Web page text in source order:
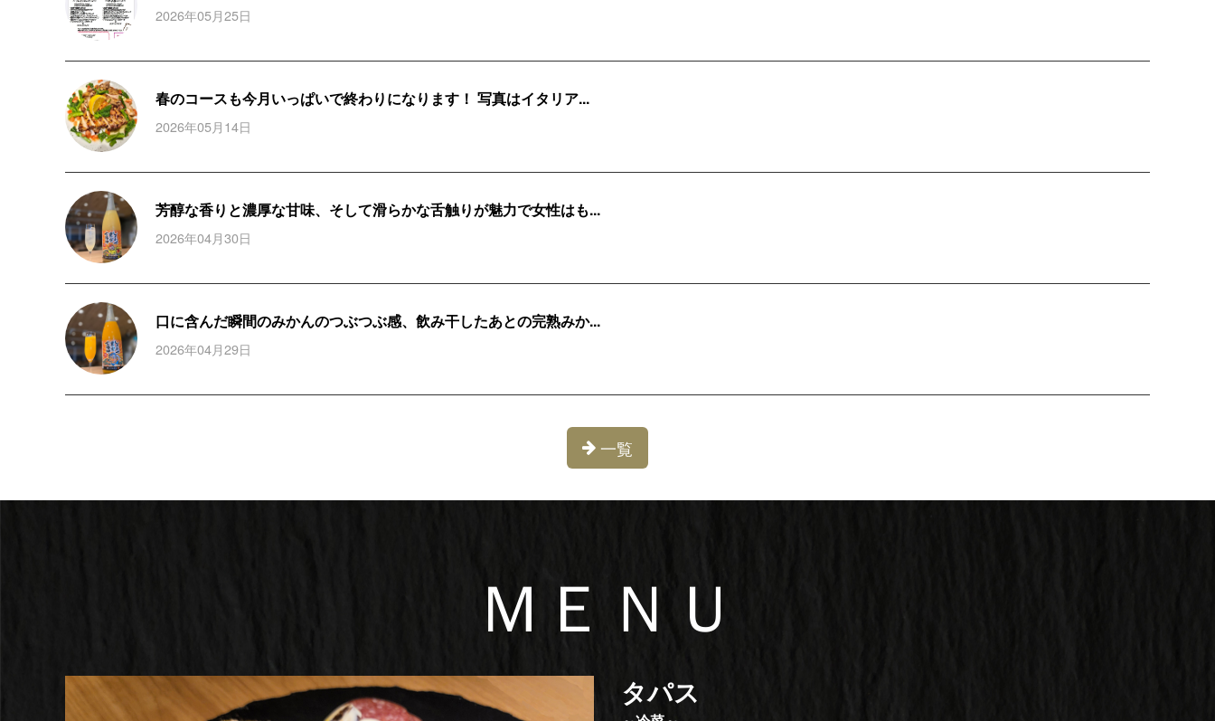
2026年05月25日
春のコースも今月いっぱいで終わりになります！ 写真はイタリア...
2026年05月14日
芳醇な香りと濃厚な甘味、そして滑らかな舌触りが魅力で女性はも...
2026年04月30日
口に含んだ瞬間のみかんのつぶつぶ感、飲み干したあとの完熟みか...
2026年04月29日
一覧
ＭＥＮＵ
タパス